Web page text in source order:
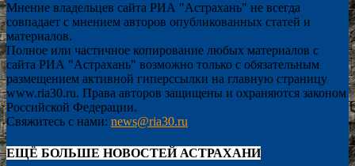
Мнение владельцев сайта РИА "Астрахань" не всегда
совпадает с мнением авторов опубликованных статей и
материалов.
Полное или частичное копирование любых материалов с
сайта РИА "Астрахань" возможно только с обязательным
размещением активной гиперссылки на главную страницу
www.ria30.ru. Права авторов защищены и охраняются законом
Российской Федерации.
Свяжитесь с нами: news@ria30.ru
ЕЩЁ БОЛЬШЕ НОВОСТЕЙ АСТРАХАНИ